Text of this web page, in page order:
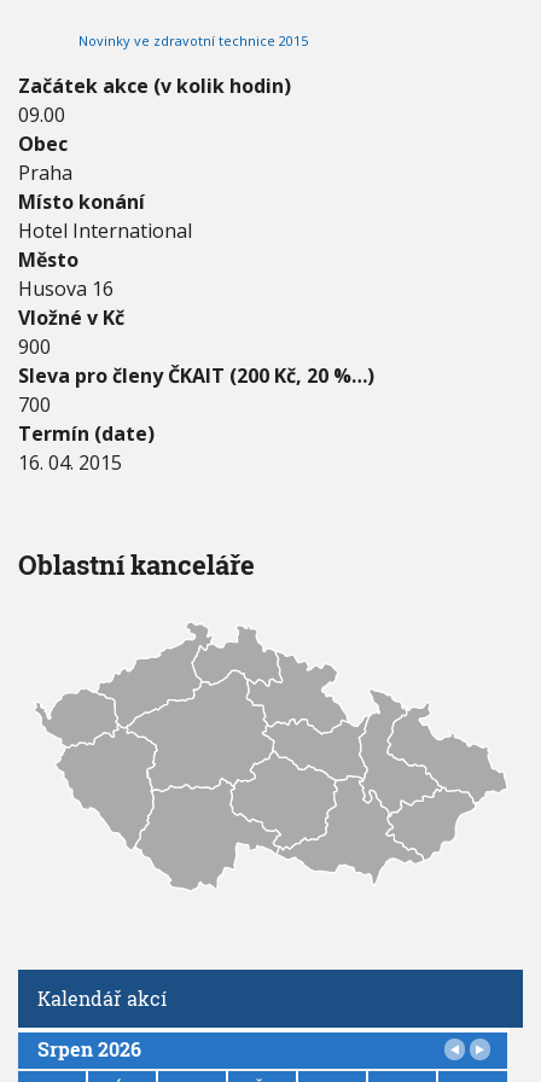
E
5
-
1
2
.
0
3
.
2
0
1
5
Novinky ve zdravotní technice 2015
Začátek akce (v kolik hodin)
09.00
Obec
Praha
Místo konání
Hotel International
Město
Husova 16
Vložné v Kč
900
Sleva pro členy ČKAIT (200 Kč, 20 %…)
700
Termín (date)
16. 04. 2015
Oblastní kanceláře
Kalendář akcí
P
Srpen 2026